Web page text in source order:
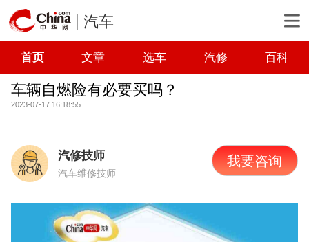
汽车
首页 文章 选车 汽修 百科
车辆自燃险有必要买吗？
2023-07-17 16:18:55
汽修技师
汽车维修技师
我要咨询